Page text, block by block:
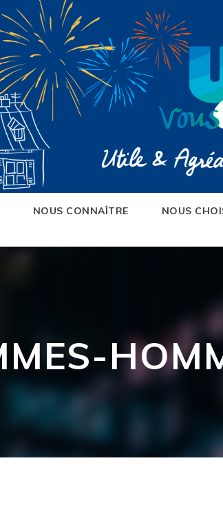
NOUS CONNAÎTRE NOUS